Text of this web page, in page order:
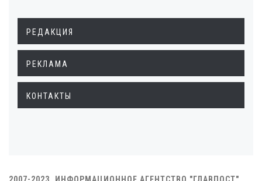
РЕДАКЦИЯ
РЕКЛАМА
КОНТАКТЫ